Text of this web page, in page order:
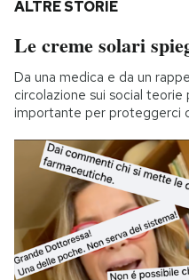
ALTRE STORIE
Le creme solari
Da una medica e da un
circolazione sui social
importante per proteggerci